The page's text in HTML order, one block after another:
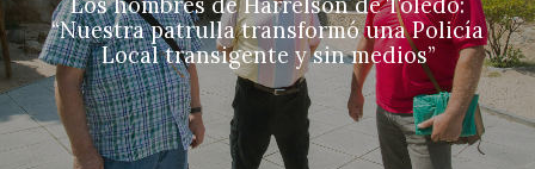
Los hombres de Harrelson de Toledo:
“Nuestra patrulla transformó una Policía
Local transigente y sin medios”